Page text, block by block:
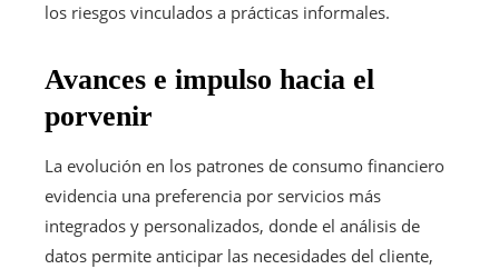
los riesgos vinculados a prácticas informales.
Avances e impulso hacia el
porvenir
La evolución en los patrones de consumo financiero
evidencia una preferencia por servicios más
integrados y personalizados, donde el análisis de
datos permite anticipar las necesidades del cliente,